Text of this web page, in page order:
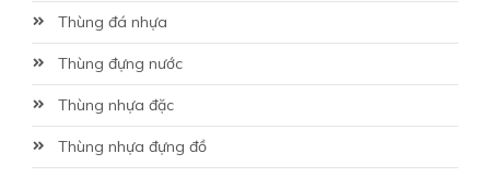
Thùng đá nhựa
Thùng đựng nước
Thùng nhựa đặc
Thùng nhựa đựng đồ